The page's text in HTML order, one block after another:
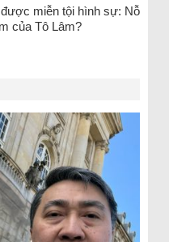
miễn tội hình sự: Nỗ
của Tô Lâm?